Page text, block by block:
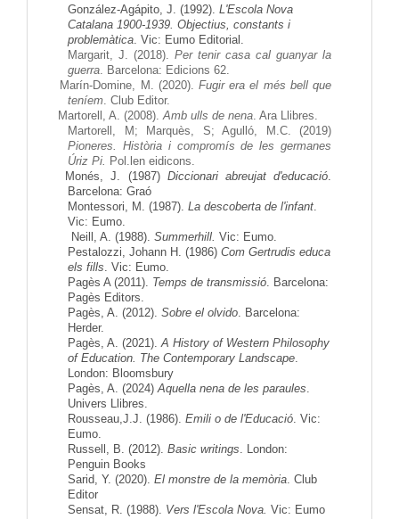
González-Agápito, J. (1992). L'Escola Nova
Catalana 1900-1939. Objectius, constants i
problemàtica. Vic: Eumo Editorial.
Margarit, J. (2018). Per tenir casa cal guanyar la
guerra. Barcelona: Edicions 62.
Marín-Domine, M. (2020).Fugir era el més bell que
teníem. Club Editor.
Martorell, A. (2008).Amb ulls de nena. Ara Llibres.
Martorell, M; Marquès, S; Agulló, M.C. (2019)
Pioneres. Història i compromís de les germanes
Úriz Pi. Pol.len eidicons.
Monés, J. (1987) Diccionari abreujat d'educació.
Barcelona: Graó
Montessori, M. (1987). La descoberta de l'infant.
Vic: Eumo.
Neill, A. (1988). Summerhill. Vic: Eumo.
Pestalozzi, Johann H. (1986) Com Gertrudis educa
els fills. Vic: Eumo.
Pagès A (2011). Temps de transmissió. Barcelona:
Pagès Editors.
Pagès, A. (2012). Sobre el olvido. Barcelona:
Herder.
Pagès, A. (2021).A History of Western Philosophy
of Education. The Contemporary Landscape.
London: Bloomsbury
Pagès, A. (2024)Aquella nena de les paraules.
Univers Llibres.
Rousseau,J.J. (1986). Emili o de l'Educació. Vic:
Eumo.
Russell, B. (2012). Basic writings. London:
Penguin Books
Sarid, Y. (2020). El monstre de la memòria. Club
Editor
Sensat, R. (1988). Vers l'Escola Nova. Vic: Eumo